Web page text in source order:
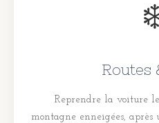
Routes
Reprendre la voiture
montagne enneigées,